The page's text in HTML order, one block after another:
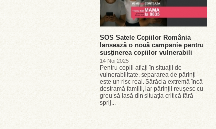
SOS Satele Copiilor România
lansează o nouă campanie pentru
susținerea copiilor vulnerabili
14 Noi 2025
Pentru copiii aflați în situații de
vulnerabilitate, separarea de părinți
este un risc real. Sărăcia extremă încă
destramă familii, iar părinții reușesc cu
greu să iasă din situația critică fără
sprij...